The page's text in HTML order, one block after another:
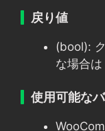
戻り値
(bool):
な場合は
使用可能な